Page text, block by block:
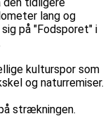
lang og
på "Fodsporet" i
kulturspor som
og naturremiser.
strækningen.